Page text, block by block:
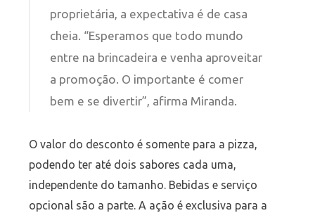
proprietária, a expectativa é de casa
cheia. “Esperamos que todo mundo
entre na brincadeira e venha aproveitar
a promoção. O importante é comer
bem e se divertir”, afirma Miranda.
O valor do desconto é somente para a pizza,
podendo ter até dois sabores cada uma,
independente do tamanho. Bebidas e serviço
opcional são a parte. A ação é exclusiva para a